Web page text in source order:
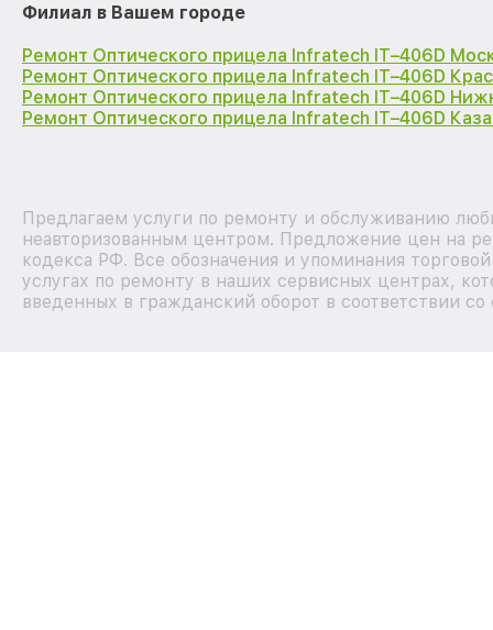
Филиал в Вашем городе
Ремонт Оптического прицела Infratech IT–406D
Ремонт Оптического прицела Infratech IT–406D
Ремонт Оптического прицела Infratech IT–406D
Ремонт Оптического прицела Infratech IT–406D
Предлагаем услуги по ремонту и обслуживанию
неавторизованным центром. Предложение цен на
кодекса РФ. Все обозначения и упоминания
услугах по ремонту в наших сервисных центрах,
введенных в гражданский оборот в соответствии